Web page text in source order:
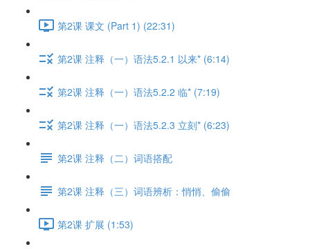
第2课 课文 (Part 1) (22:31)
第2课 注释（一）语法5.2.1 以来* (6:14)
第2课 注释（一）语法5.2.2 临* (7:19)
第2课 注释（一）语法5.2.3 立刻* (6:23)
第2课 注释（二）词语搭配
第2课 注释（三）词语辨析：悄悄、偷偷
第2课 扩展 (1:53)